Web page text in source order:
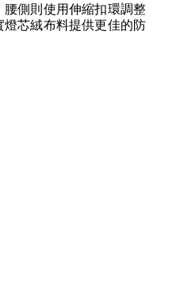
腰側則使用伸縮扣環調整
燈芯絨布料提供更佳的防